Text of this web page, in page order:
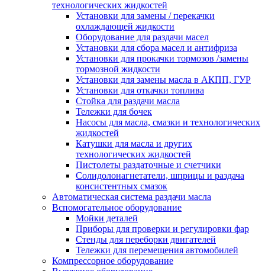
технологических жидкостей
Установки для замены / перекачки
охлаждающей жидкости
Оборудование для раздачи масел
Установки для сбора масел и антифриза
Установки для прокачки тормозов /замены
тормозной жидкости
Установки для замены масла в АКПП, ГУР
Установки для откачки топлива
Стойка для раздачи масла
Тележки для бочек
Насосы для масла, смазки и технологических
жидкостей
Катушки для масла и других
технологических жидкостей
Пистолеты раздаточные и счетчики
Солидолонагнетатели, шприцы и раздача
консистентных смазок
Автоматическая система раздачи масла
Вспомогательное оборудование
Мойки деталей
Приборы для проверки и регулировки фар
Стенды для переборки двигателей
Тележки для перемещения автомобилей
Компрессорное оборудование